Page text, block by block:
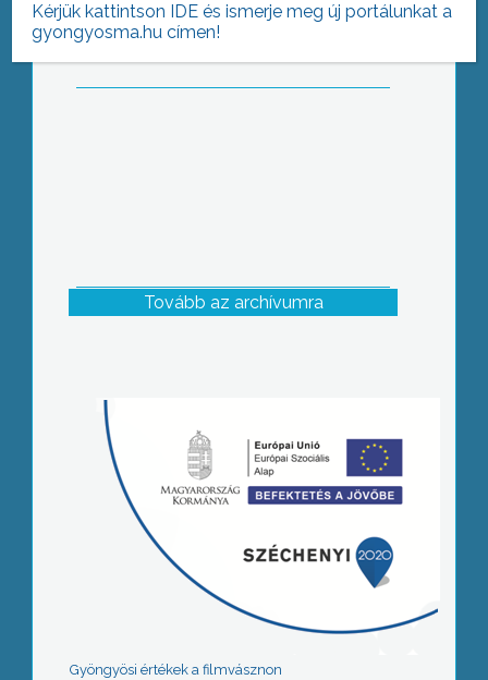
Tovább az archívumra
Gyöngyösi értékek a filmvásznon
Kérjük kattintson IDE és ismerje meg új portálunkat a
gyongyosma.hu címen!